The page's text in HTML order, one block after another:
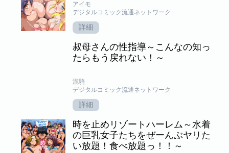
アイモ
デジタルコミック流通ネットワーク
詳細
叔母さんの性指導～こんなの知っ
たらもう戻れない！～
瀧騎
デジタルコミック流通ネットワーク
詳細
時を止めリゾートハーレム～水着
の巨乳女子たちをぜーんぶヤリた
い放題！食べ放題っ！！～